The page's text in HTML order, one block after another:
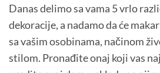
Danas delimo sa vama 5 vrlo
dekoracije, a nadamo da će
sa vašim osobinama, načinom
stilom. Pronađite onaj koji vas